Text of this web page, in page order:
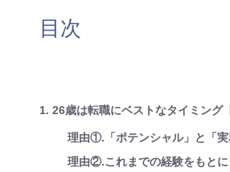
目次
1. 26歳は転職にベストなタイミング
理由①.「ポテンシャル」と「
理由②.これまでの経験をもと